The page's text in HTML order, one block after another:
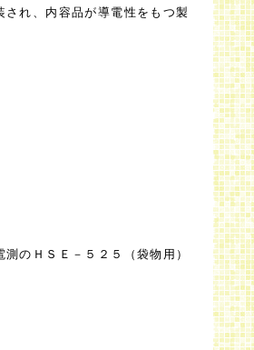
され、内容品が導電性をもつ製
のＨＳＥ－５２５（袋物用）